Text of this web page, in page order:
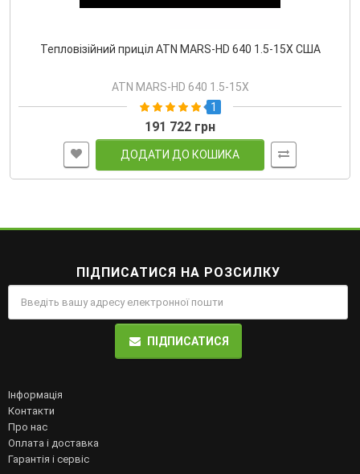
Тепловізійний приціл ATN MARS-HD 640 1.5-15X США
ATN MARS-HD 640 1.5-15X
1
191 722 грн
ДОДАТИ ДО КОШИКА
ПІДПИСАТИСЯ НА РОЗСИЛКУ
ПІДПИСАТИСЯ
Інформація
Контакти
Про нас
Оплата і доставка
Гарантія і сервіс